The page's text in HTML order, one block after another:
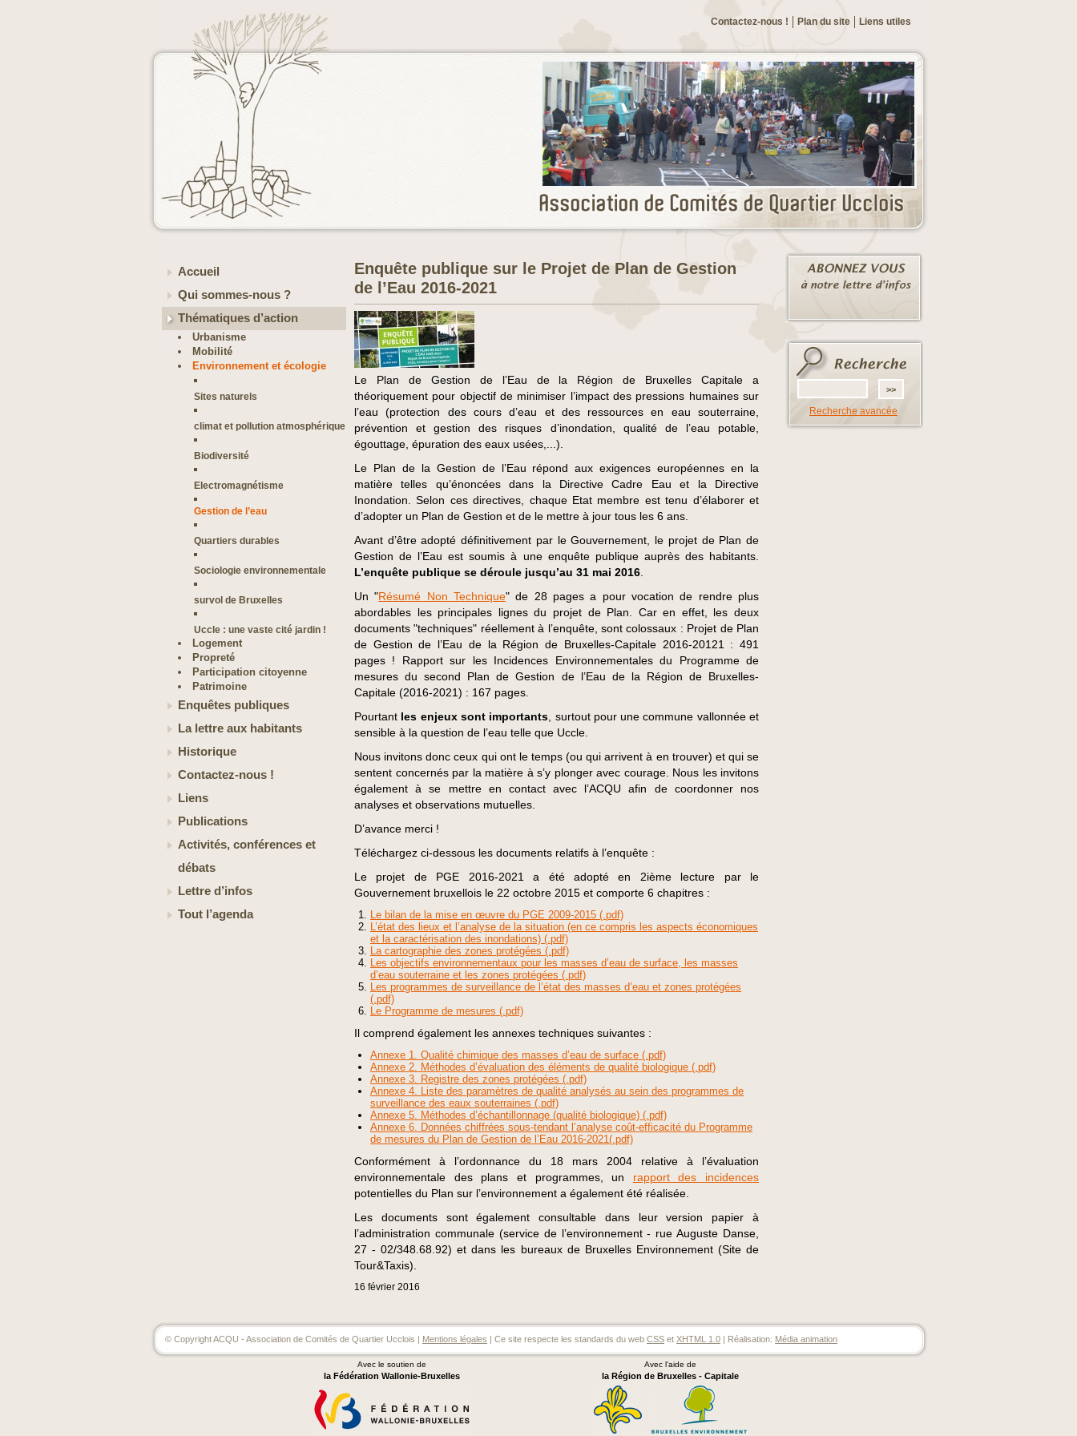
Liens utiles
Plan du site
Contactez-nous !
Accueil
Qui sommes-nous ?
Thématiques d’action
Urbanisme
Mobilité
Environnement et écologie
Sites naturels
climat et pollution atmosphérique
Biodiversité
Electromagnétisme
Gestion de l’eau
Quartiers durables
Sociologie environnementale
survol de Bruxelles
Uccle : une vaste cité jardin !
Logement
Propreté
Participation citoyenne
Patrimoine
Enquêtes publiques
La lettre aux habitants
Historique
Contactez-nous !
Liens
Publications
Activités, conférences et
débats
Lettre d’infos
Tout l’agenda
Enquête publique sur le Projet de Plan de Gestion
de l’Eau 2016-2021
Le Plan de Gestion de l’Eau de la Région de Bruxelles Capitale a
théoriquement pour objectif de minimiser l’impact des pressions humaines sur
l’eau (protection des cours d’eau et des ressources en eau souterraine,
prévention et gestion des risques d’inondation, qualité de l’eau potable,
égouttage, épuration des eaux usées,...).
Le Plan de la Gestion de l’Eau répond aux exigences européennes en la
matière telles qu’énoncées dans la Directive Cadre Eau et la Directive
Inondation. Selon ces directives, chaque Etat membre est tenu d’élaborer et
d’adopter un Plan de Gestion et de le mettre à jour tous les 6 ans.
Avant d’être adopté définitivement par le Gouvernement, le projet de Plan de
Gestion de l’Eau est soumis à une enquête publique auprès des habitants.
L’enquête publique se déroule jusqu’au 31 mai 2016
Un "Résumé Non Technique" de 28 pages a pour vocation de rendre plus
abordables les principales lignes du projet de Plan. Car en effet, les deux
documents "techniques" réellement à l’enquête, sont colossaux : Projet de Plan
de Gestion de l’Eau de la Région de Bruxelles-Capitale 2016-20121 : 491
pages ! Rapport sur les Incidences Environnementales du Programme de
mesures du second Plan de Gestion de l’Eau de la Région de Bruxelles-
Capitale (2016-2021) : 167 pages.
Pourtant les enjeux sont importants , surtout pour une commune vallonnée et
sensible à la question de l’eau telle que Uccle.
Nous invitons donc ceux qui ont le temps (ou qui arrivent à en trouver) et qui se
sentent concernés par la matière à s’y plonger avec courage. Nous les invitons
également à se mettre en contact avec l’ACQU afin de coordonner nos
analyses et observations mutuelles.
D’avance merci !
Téléchargez ci-dessous les documents relatifs à l’enquête :
Le projet de PGE 2016-2021 a été adopté en 2ième lecture par le
Gouvernement bruxellois le 22 octobre 2015 et comporte 6 chapitres :
Le bilan de la mise en œuvre du PGE 2009-2015 (.pdf)
L’état des lieux et l’analyse de la situation (en ce compris les aspects économiques
et la caractérisation des inondations) (.pdf)
La cartographie des zones protégées (.pdf)
Les objectifs environnementaux pour les masses d’eau de surface, les masses
d’eau souterraine et les zones protégées (.pdf)
Les programmes de surveillance de l’état des masses d’eau et zones protégées
(.pdf)
Le Programme de mesures (.pdf)
Il comprend également les annexes techniques suivantes :
Annexe 1. Qualité chimique des masses d’eau de surface (.pdf)
Annexe 2. Méthodes d’évaluation des éléments de qualité biologique (.pdf)
Annexe 3. Registre des zones protégées (.pdf)
Annexe 4. Liste des paramètres de qualité analysés au sein des programmes de
surveillance des eaux souterraines (.pdf)
Annexe 5. Méthodes d’échantillonnage (qualité biologique) (.pdf)
Annexe 6. Données chiffrées sous-tendant l’analyse coût-efficacité du Programme
de mesures du Plan de Gestion de l’Eau 2016-2021(.pdf)
Conformément à l’ordonnance du 18 mars 2004 relative à l’évaluation
environnementale des plans et programmes, un rapport des incidences
potentielles du Plan sur l’environnement a également été réalisée.
Les documents sont également consultable dans leur version papier à
l’administration communale (service de l’environnement - rue Auguste Danse,
27 - 02/348.68.92) et dans les bureaux de Bruxelles Environnement (Site de
Tour&Taxis).
16 février 2016
Recherche avancée
© Copyright ACQU - Association de Comités de Quartier Ucclois | Mentions légales | Ce site respecte les standards du web CSS et XHTML 1.0 | Réalisation: Média animation
Avec le soutien de
la Fédération Wallonie-Bruxelles
Avec l'aide de
la Région de Bruxelles - Capitale